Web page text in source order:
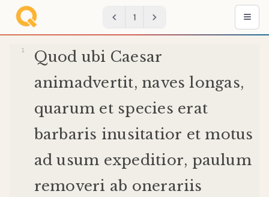
1
Quod ubi Caesar
animadvertit, naves longas,
quarum et species erat
barbaris inusitatior et motus
ad usum expeditior, paulum
removeri ab onerariis